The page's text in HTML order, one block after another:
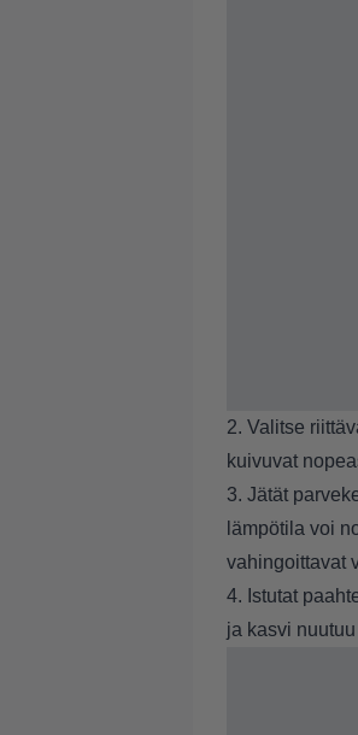
2. Valitse
kuivuvat
3. Jätät
lämpötila voi
vahingoittavat
4. Istutat
ja kasvi